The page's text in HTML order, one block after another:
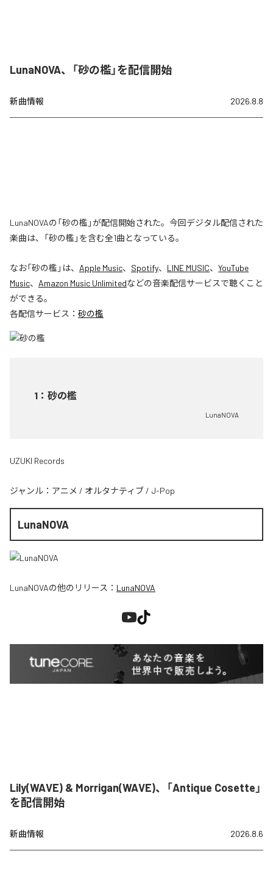
LunaNOVA、「砂の檻」を配信開始
新曲情報 2026.8.8
LunaNOVAの「砂の檻」が配信開始された。今回デジタル配信された
楽曲は、「砂の檻」を含む全1曲となっている。
なお「砂の檻 」は、 Apple Music、 Spotify、 LINE MUSIC、 YouTube
Music、 Amazon Music Unlimitedなどの音楽配信サービスで聴くこと
ができる。
各配信サービス： 砂の檻
1 ： 砂の檻
LunaNOVA
UZUKI Records
ジャンル： アニメ / オルタナティブ / J-Pop
LunaNOVA
LunaNOVAの他のリリース： LunaNOVA
Lily(WAVE) & Morrigan(WAVE)、「Antique Cosette」
を配信開始
新曲情報 2026.8.6